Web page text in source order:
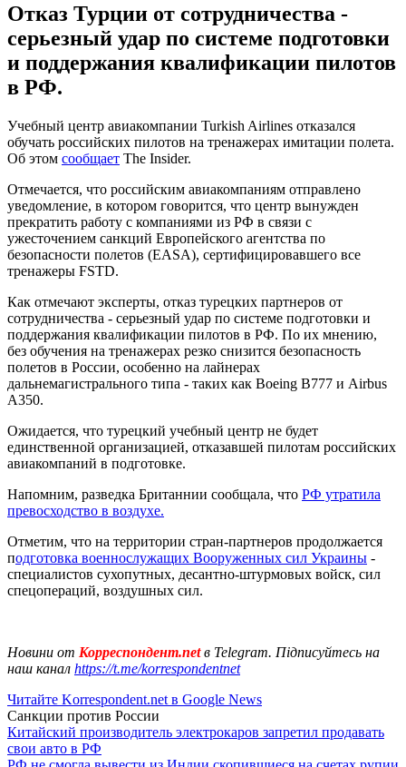
Отказ Турции от сотрудничества -
серьезный удар по системе подготовки
и поддержания квалификации пилотов
в РФ.
Учебный центр авиакомпании Turkish Airlines отказался
обучать российских пилотов на тренажерах имитации полета.
Об этом сообщает The Insider.
Отмечается, что российским авиакомпаниям отправлено
уведомление, в котором говорится, что центр вынужден
прекратить работу с компаниями из РФ в связи с
ужесточением санкций Европейского агентства по
безопасности полетов (EASA), сертифицировавшего все
тренажеры FSTD.
Как отмечают эксперты, отказ турецких партнеров от
сотрудничества - серьезный удар по системе подготовки и
поддержания квалификации пилотов в РФ. По их мнению,
без обучения на тренажерах резко снизится безопасность
полетов в России, особенно на лайнерах
дальнемагистрального типа - таких как Boeing B777 и Airbus
A350.
Ожидается, что турецкий учебный центр не будет
единственной организацией, отказавшей пилотам российских
авиакомпаний в подготовке.
Напомним, разведка Британнии сообщала, что РФ утратила
превосходство в воздухе.
Отметим, что на территории стран-партнеров продолжается
подготовка военнослужащих Вооруженных сил Украины -
специалистов сухопутных, десантно-штурмовых войск, сил
спецопераций, воздушных сил.
Новини от Корреспондент.netв Telegram. Підписуйтесь на
наш канал https://t.me/korrespondentnet
Читайте Korrespondent.net в Google News
Санкции против России
Китайский производитель электрокаров запретил продавать
свои авто в РФ